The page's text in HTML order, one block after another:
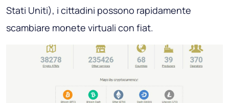
Stati Uniti), i cittadini possono rapidamente
scambiare monete virtuali con fiat.